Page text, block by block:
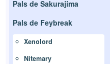
Pals de Sakurajima
Pals de Feybreak
Xenolord
Nitemary